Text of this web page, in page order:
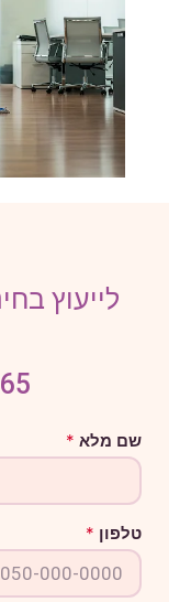
לייעוץ
שם מלא * א
י
ר
ו
ד
ה
טלפון *